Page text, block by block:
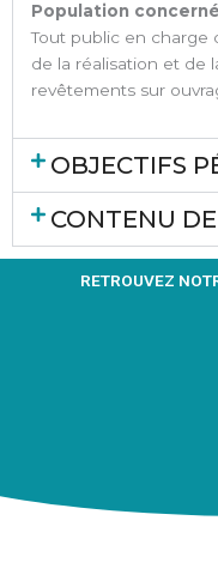
Population
Tout public en charge
de la réalisation et de
revêtements sur
OBJECTIFS
CONTENU
RETROUVEZ